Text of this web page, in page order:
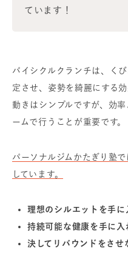
ています！
バイシクルクランチは、く
定させ、姿勢を綺麗にする効
動きはシンプルですが、効
ームで行うことが重要です。
パーソナルジムかたぎり塾で
しています。
理想のシルエットを手に
持続可能な健康を手に入
決してリバウンドをさせ